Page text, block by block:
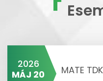
2026
MÁJ 20
MATE